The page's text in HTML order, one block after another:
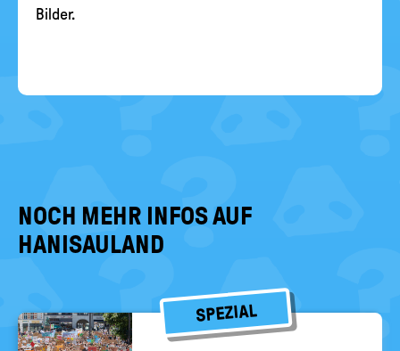
Bilder.
NOCH MEHR INFOS AUF
HANISAULAND
SPEZIAL